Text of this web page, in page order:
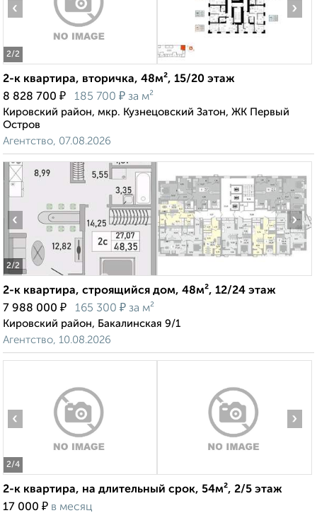
2/2
‹ ›
2-к квартира, вторичка, 48м², 15/20 этаж
8 828 700 ₽ 185 700 ₽ за м²
Кировский район, мкр. Кузнецовский Затон, ЖК Первый
Остров
Агентство, 07.08.2026
2/2
‹ ›
2-к квартира, строящийся дом, 48м², 12/24 этаж
7 988 000 ₽ 165 300 ₽ за м²
Кировский район, Бакалинская 9/1
Агентство, 10.08.2026
2/4
‹ ›
2-к квартира, на длительный срок, 54м², 2/5 этаж
17 000 ₽ в месяц